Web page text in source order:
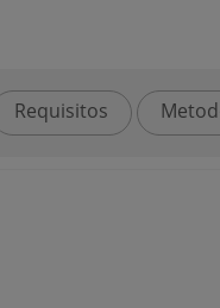
Requisitos